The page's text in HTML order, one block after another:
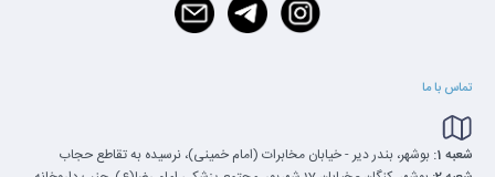
تماس با ما
شعبه 1:
بوشهر، بندر دیر - خیابان مخابرات (امام خمینی)، نرسیده به تقاطع حجاب